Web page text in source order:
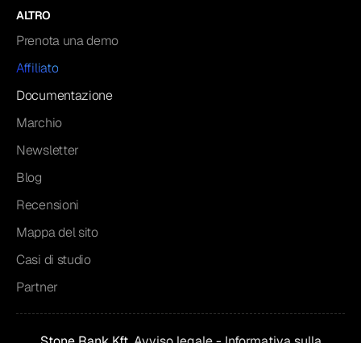
ALTRO
Prenota una demo
Affiliato
Documentazione
Marchio
Newsletter
Blog
Recensioni
Mappa del sito
Casi di studio
Partner